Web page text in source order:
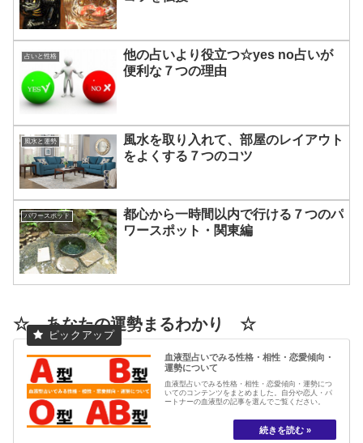
占いと性格
他の占いより役立つ☆yes no占いが
便利な７つの理由
風水と運勢
風水を取り入れて、部屋のレイアウト
をよくする７つのコツ
パワースポット
都心から一時間以内で行ける７つのパ
ワースポット・関東編
☆ あなたの運勢まるわかり ☆
血液型占いでみる性格・相性・恋愛傾向・
運勢について
血液型占いでみる性格・相性・恋愛傾向・運勢につ
いてのコンテンツをまとめました。自分や恋人・パ
ートナーの血液型の記事を選んでご覧ください。